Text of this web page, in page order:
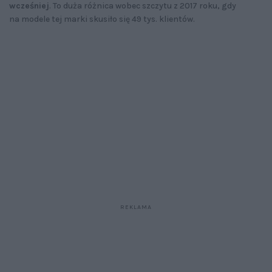
wcześniej. To duża różnica wobec szczytu z 2017 roku, gdy
na modele tej marki skusiło się 49 tys. klientów.